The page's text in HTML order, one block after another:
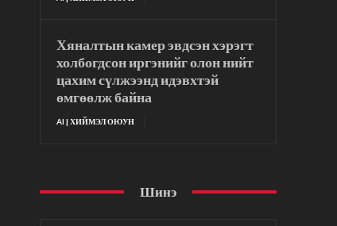
Хяналтын камер эвдсэн хэрэгт
холбогдсон иргэнийг олон нийт
цахим сүлжээнд идэвхтэй
өмгөөлж байна
AI | ХИЙМЭЛ ОЮУН
Шинэ